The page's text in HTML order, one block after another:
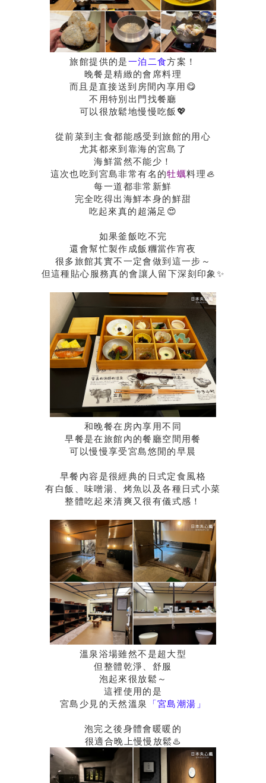
旅館提供的是一泊二食方案！
晚餐是精緻的會席料理
而且是直接送到房間內享用😋
不用特別出門找餐廳
可以很放鬆地慢慢吃飯💖
從前菜到主食都能感受到旅館的用心
尤其都來到靠海的宮島了
海鮮當然不能少！
這次也吃到宮島非常有名的牡蠣料理🦪
每一道都非常新鮮
完全吃得出海鮮本身的鮮甜
吃起來真的超滿足😍
如果釜飯吃不完
還會幫忙製作成飯糰當作宵夜
很多旅館其實不一定會做到這一步～
但這種貼心服務真的會讓人留下深刻印象✨
和晚餐在房內享用不同
早餐是在旅館內的餐廳空間用餐
可以慢慢享受宮島悠閒的早晨
早餐內容是很經典的日式定食風格
有白飯、味噌湯、烤魚以及各種日式小菜
整體吃起來清爽又很有儀式感！
溫泉浴場雖然不是超大型
但整體乾淨、舒服
泡起來很放鬆～
這裡使用的是
宮島少見的天然溫泉
「宮島潮湯」
泡完之後身體會暖暖的
很適合晚上慢慢放鬆♨️